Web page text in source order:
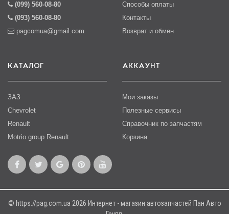
(099) 560-08-80
(093) 560-08-80
pagcomua@gmail.com
Способы оплаты
Контакты
Возврат и обмен
КАТАЛОГ
ЗАЗ
Chevrolet
Renault
Motrio group Renault
АККАУНТ
Мои заказы
Полезные сервисы
Справочник по запчастям
Корзина
© https://pag.com.ua 2026 Интернет - магазин автозапчастей Пан Авто